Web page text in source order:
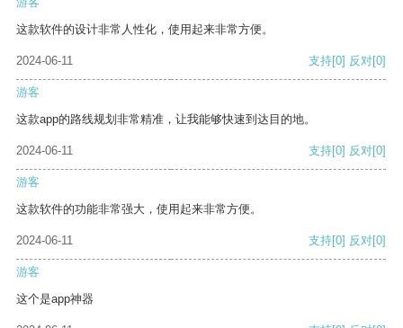
这款软件的设计非常人性化，使用起来非常方便。
2024-06-11 支持[0] 反对[0]
游客
这款app的路线规划非常精准，让我能够快速到达目的地。
2024-06-11 支持[0] 反对[0]
游客
这款软件的功能非常强大，使用起来非常方便。
2024-06-11 支持[0] 反对[0]
游客
这个是app神器